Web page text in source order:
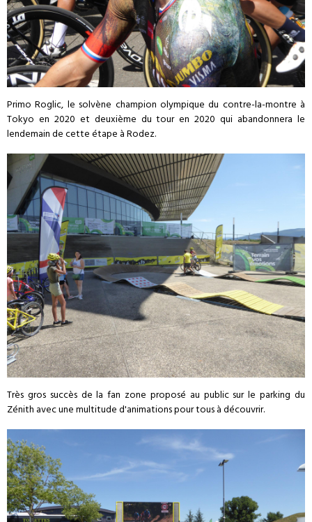
Primo Roglic, le solvène champion olympique du contre-la-montre à
Tokyo en 2020 et deuxième du tour en 2020 qui abandonnera le
lendemain de cette étape à Rodez.
Très gros succès de la fan zone proposé au public sur le parking du
Zénith avec une multitude d'animations pour tous à découvrir.